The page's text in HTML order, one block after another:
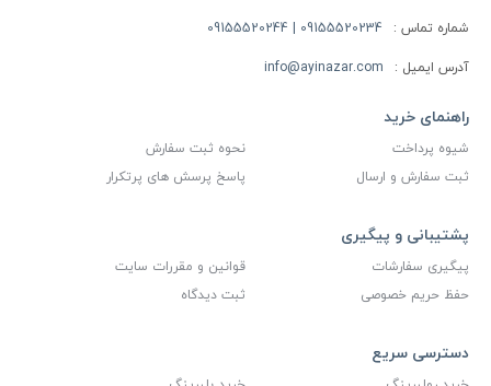
شماره تماس : 09155520234 | 09155520244
آدرس ایمیل : info@ayinazar.com
راهنمای خرید
شیوه پرداخت
نحوه ثبت سفارش
ثبت سفارش و ارسال
پاسخ پرسش های پرتکرار
پشتیبانی و پیگیری
پیگیری سفارشات
قوانین و مقررات سایت
حفظ حریم خصوصی
ثبت دیدگاه
دسترسی سریع